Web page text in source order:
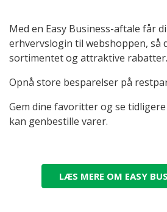
Med en Easy Business-aftale får
erhvervslogin til webshoppen, så
sortimentet og attraktive rabatter.
Opnå store besparelser på
Gem dine favoritter og se
kan genbestille varer.
LÆS MERE OM EASY